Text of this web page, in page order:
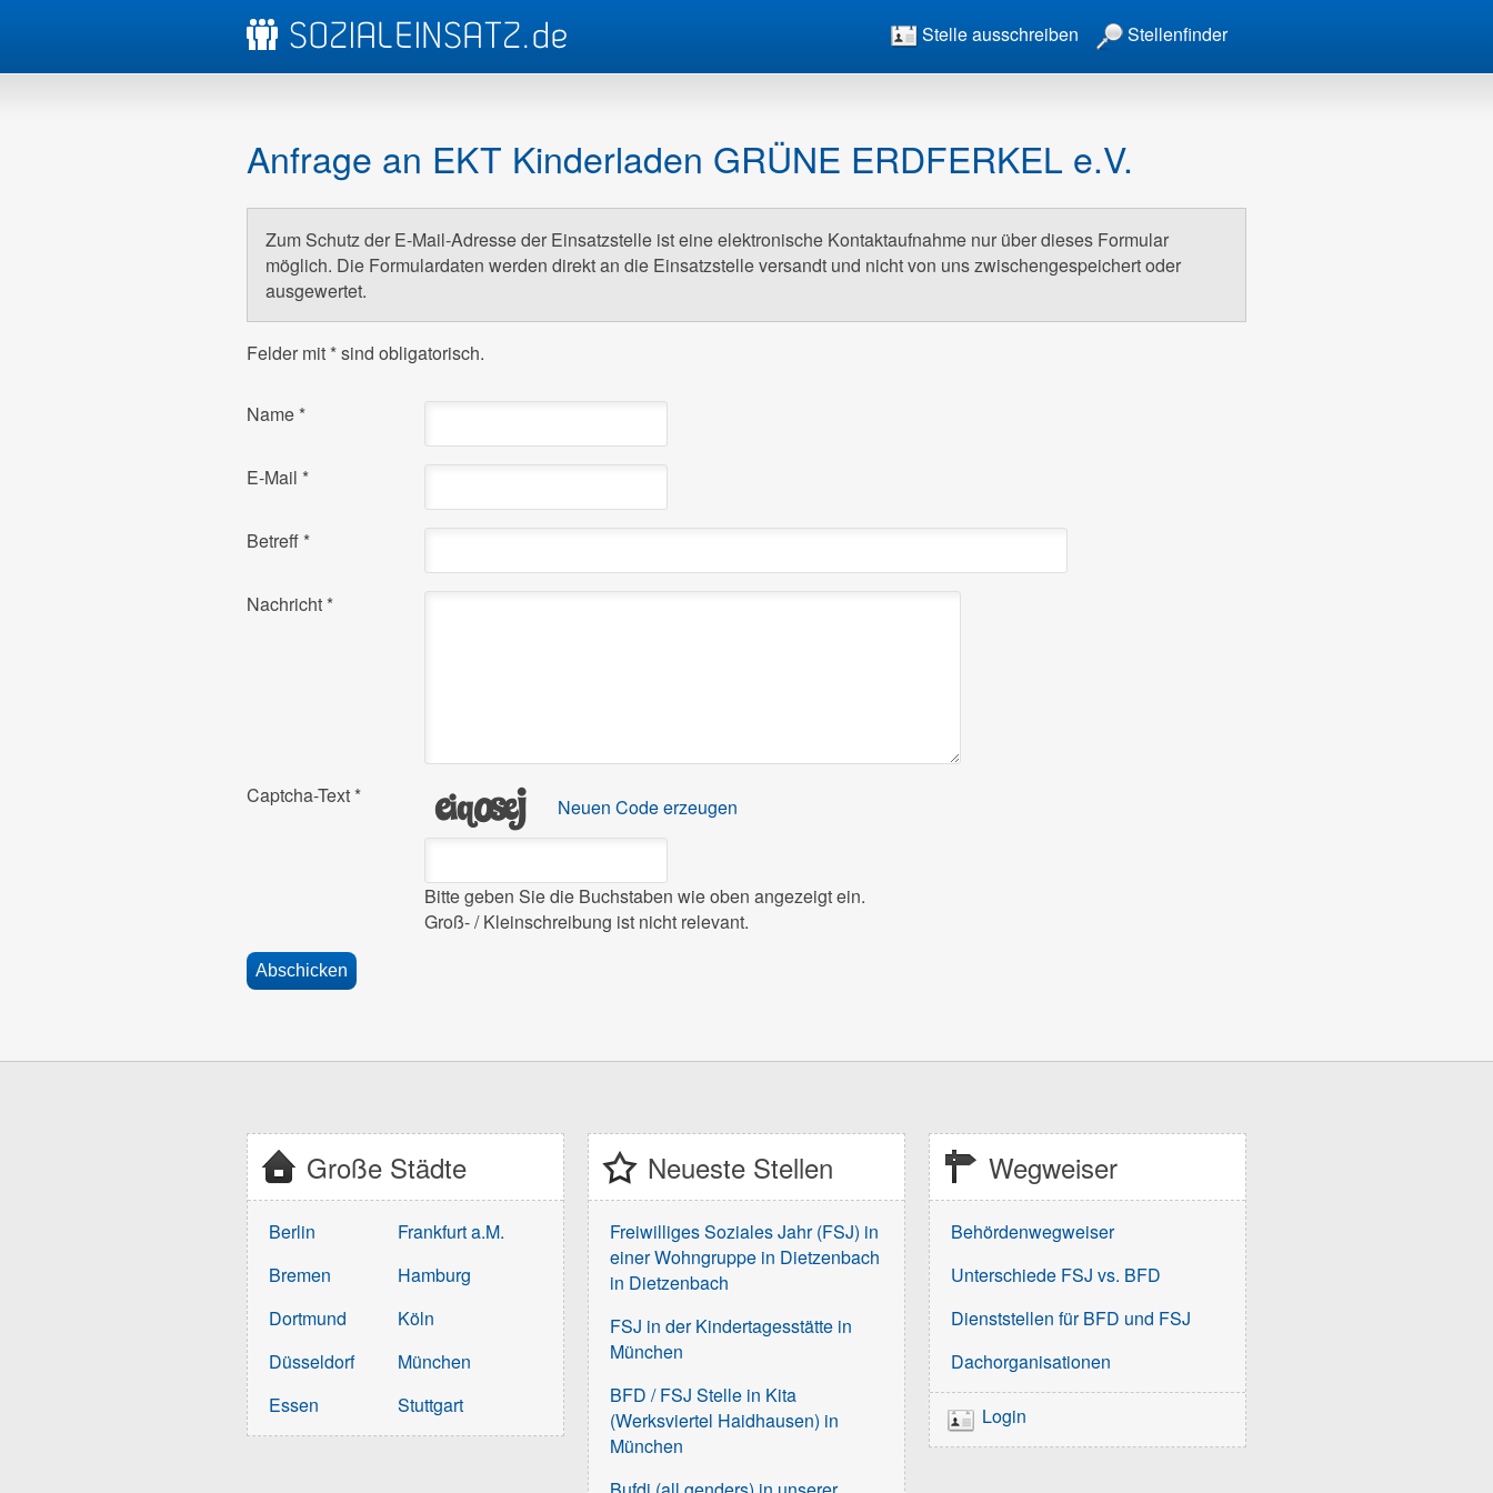
Stelle ausschreiben Stellenfinder
Anfrage an EKT Kinderladen GRÜNE ERDFERKEL e.V.
Zum Schutz der E-Mail-Adresse der Einsatzstelle ist eine elektronische Kontaktaufnahme nur über dieses Formular
möglich. Die Formulardaten werden direkt an die Einsatzstelle versandt und nicht von uns zwischengespeichert oder
ausgewertet.
Felder mit *sind obligatorisch.
Name *
E-Mail *
Betreff *
Nachricht *
Captcha-Text * Neuen Code erzeugen
Bitte geben Sie die Buchstaben wie oben angezeigt ein.
Groß- / Kleinschreibung ist nicht relevant.
Große Städte
Berlin
Bremen
Dortmund
Düsseldorf
Essen
Frankfurt a.M.
Hamburg
Köln
München
Stuttgart
Neueste Stellen
Freiwilliges Soziales Jahr (FSJ) in
einer Wohngruppe in Dietzenbach
in Dietzenbach
FSJ in der Kindertagesstätte in
München
BFD / FSJ Stelle in Kita
(Werksviertel Haidhausen) in
München
Wegweiser
Behördenwegweiser
Unterschiede FSJ vs. BFD
Dienststellen für BFD und FSJ
Dachorganisationen
Login